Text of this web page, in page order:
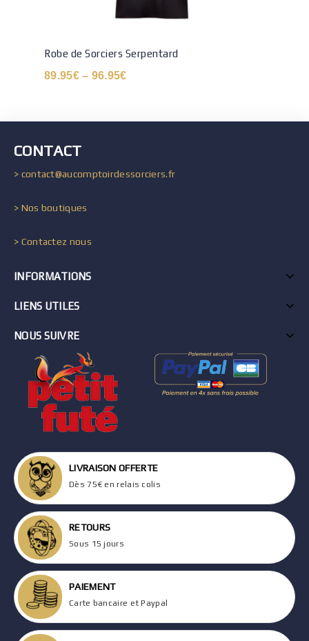
Robe de Sorciers Serpentard
89.95€– 96.95€
CONTACT
> contact@aucomptoirdessorciers.fr
> Nos boutiques
> Contactez nous
INFORMATIONS
LIENS UTILES
NOUS SUIVRE
LIVRAISON OFFERTE
Dès 75€ en relais colis
RETOURS
Sous 15 jours
PAIEMENT
Carte bancaire et Paypal